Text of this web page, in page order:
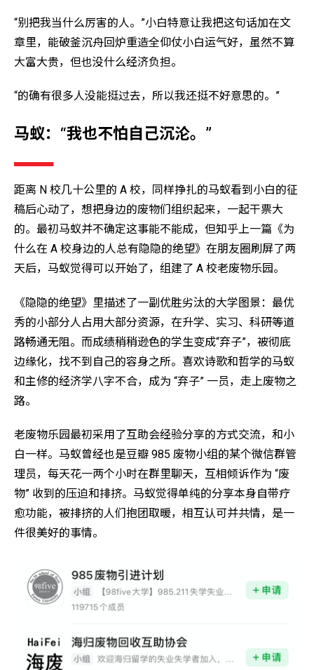
“别把我当什么厉害的人。”小白特意让我把这句话加在文
章里，能破釜沉舟回炉重造全仰仗小白运气好，虽然不算
大富大贵，但也没什么经济负担。
“的确有很多人没能挺过去，所以我还挺不好意思的。”
马蚁：“我也不怕自己沉沦。”
距离 N 校几十公里的 A 校，同样挣扎的马蚁看到小白的征
稿后心动了，想把身边的废物们组织起来，一起干票大
的。最初马蚁并不确定这事能不能成，但知乎上一篇《为
什么在 A 校身边的人总有隐隐的绝望》在朋友圈刷屏了两
天后，马蚁觉得可以开始了，组建了 A 校老废物乐园。
《隐隐的绝望》里描述了一副优胜劣汰的大学图景：最优
秀的小部分人占用大部分资源，在升学、实习、科研等道
路畅通无阻。而成绩稍稍逊色的学生变成“弃子”，被彻底
边缘化，找不到自己的容身之所。喜欢诗歌和哲学的马蚁
和主修的经济学八字不合，成为 “弃子” 一员，走上废物之
路。
老废物乐园最初采用了互助会经验分享的方式交流，和小
白一样。马蚁曾经也是豆瓣 985 废物小组的某个微信群管
理员，每天花一两个小时在群里聊天，互相倾诉作为 “废
物” 收到的压迫和排挤。马蚁觉得单纯的分享本身自带疗
愈功能，被排挤的人们抱团取暖，相互认可并共情，是一
件很美好的事情。